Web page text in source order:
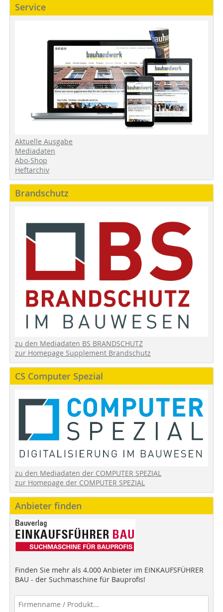
Service
Aktuelle Ausgabe
Mediadaten
Abo-Shop
Heftarchiv
Brandschutz
zu den Mediadaten BS BRANDSCHUTZ
zur Homepage Supplement Brandschutz
CS Computer Spezial
zu den Mediadaten der COMPUTER SPEZIAL
zur Homepage der COMPUTER SPEZIAL
Anbieter finden
Finden Sie mehr als 4.000 Anbieter im EINKAUFSFÜHRER
BAU - der Suchmaschine für Bauprofis!